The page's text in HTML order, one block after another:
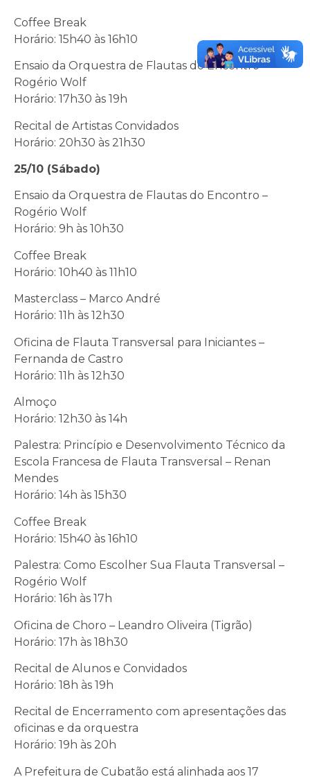
Coffee Break
Horário: 15h40 às 16h10
Ensaio da Orquestra de Flautas do Encontro –
Rogério Wolf
Horário: 17h30 às 19h
Recital de Artistas Convidados
Horário: 20h30 às 21h30
25/10 (Sábado)
Ensaio da Orquestra de Flautas do Encontro –
Rogério Wolf
Horário: 9h às 10h30
Coffee Break
Horário: 10h40 às 11h10
Masterclass – Marco André
Horário: 11h às 12h30
Oficina de Flauta Transversal para Iniciantes –
Fernanda de Castro
Horário: 11h às 12h30
Almoço
Horário: 12h30 às 14h
Palestra: Princípio e Desenvolvimento Técnico da
Escola Francesa de Flauta Transversal – Renan
Mendes
Horário: 14h às 15h30
Coffee Break
Horário: 15h40 às 16h10
Palestra: Como Escolher Sua Flauta Transversal –
Rogério Wolf
Horário: 16h às 17h
Oficina de Choro – Leandro Oliveira (Tigrão)
Horário: 17h às 18h30
Recital de Alunos e Convidados
Horário: 18h às 19h
Recital de Encerramento com apresentações das
oficinas e da orquestra
Horário: 19h às 20h
A Prefeitura de Cubatão está alinhada aos 17